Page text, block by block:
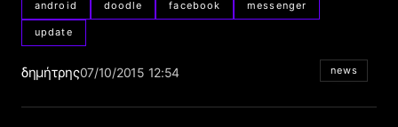
android doodle facebook messenger
update
δημήτρης07/10/2015 12:54 news